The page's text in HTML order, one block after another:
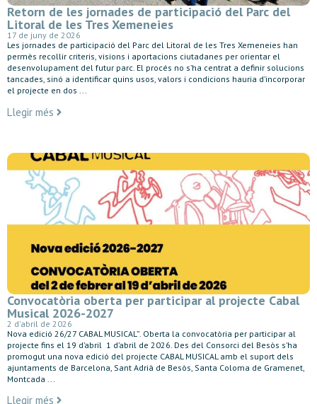
Retorn de les jornades de participació del Parc del
Litoral de les Tres Xemeneies
17 de juny de 2026
Les jornades de participació del Parc del Litoral de les Tres Xemeneies han
permès recollir criteris, visions i aportacions ciutadanes per orientar el
desenvolupament del futur parc. El procés no s’ha centrat a definir solucions
tancades, sinó a identificar quins usos, valors i condicions hauria d’incorporar
el projecte en dos ...
Llegir més
Convocatòria oberta per participar al projecte Cabal
Musical 2026-2027
2 d'abril de 2026
Nova edició 26/27 CABAL MUSICAL”. Oberta la convocatòria per participar al
projecte fins el 19 d’abril 1 d’abril de 2026. Des del Consorci del Besòs s’ha
promogut una nova edició del projecte CABAL MUSICAL amb el suport dels
ajuntaments de Barcelona, Sant Adrià de Besòs, Santa Coloma de Gramenet,
Montcada ...
Llegir més